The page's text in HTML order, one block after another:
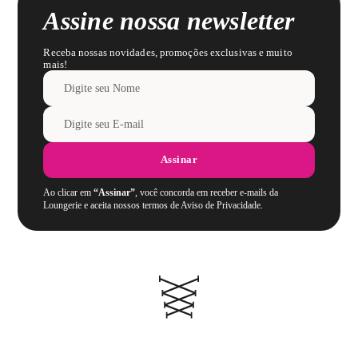
Assine nossa newsletter
Receba nossas novidades, promoções exclusivas e muito
mais!
Assinar
Ao clicar em“Assinar”, você concorda em receber e-mails da
Loungerie e aceita nossos termos de Aviso de Privacidade.